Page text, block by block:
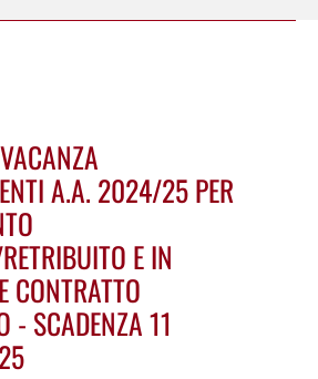
A.A. 2024/25 PER
E IN
CONTRATTO
- SCADENZA 11